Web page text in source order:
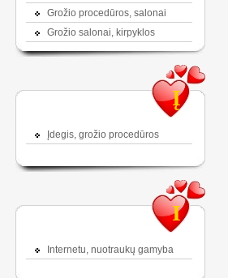
Grožio procedūros, salonai
Grožio salonai, kirpyklos
Į
Įdegis, grožio procedūros
I
Internetu, nuotraukų gamyba